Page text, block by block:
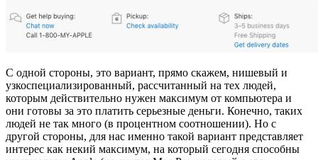
С одной стороны, это вариант, прямо скажем, нишевый и
узкоспециализированный, рассчитанный на тех людей,
которым действительно нужен максимум от компьютера и
они готовы за это платить серьезные деньги. Конечно, таких
людей не так много (в процентном соотношении). Но с
другой стороны, для нас именно такой вариант представляет
интерес как некий максимум, на который сегодня способны